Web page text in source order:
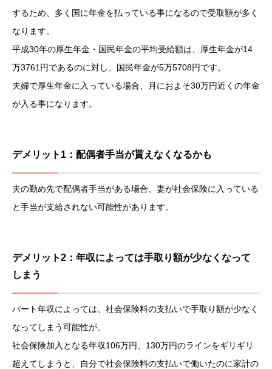
するため、多く国に年金を払っている事になるので受取額が多く
なります。
平成30年の厚生年金・国民年金の平均受給額は、厚生年金が14
万3761円であるのに対し、国民年金が5万5708円です。
夫婦で厚生年金に入っている場合、月におよそ30万円近くの年金
が入る事になります。
デメリット1：配偶者手当が貰えなくなるかも
夫の勤め先で配偶者手当がある場合、妻が社会保険に入っている
と手当が支給されない可能性があります。
デメリット2：年収によっては手取り額が少なくなって
しまう
パート年収によっては、社会保険料の支払いで手取り額が少なく
なってしまう可能性が。
社会保険加入となる年収106万円、130万円のラインをギリギリ
超えてしまうと、自分で社会保険料の支払いで働いたのに家計の